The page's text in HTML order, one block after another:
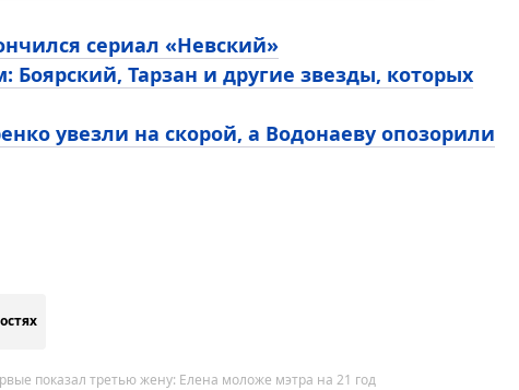
сериал «Невский»
Боярский, Тарзан и другие звезды, которых
увезли на скорой, а Водонаеву опозорили
показал третью жену: Елена моложе мэтра на 21 год